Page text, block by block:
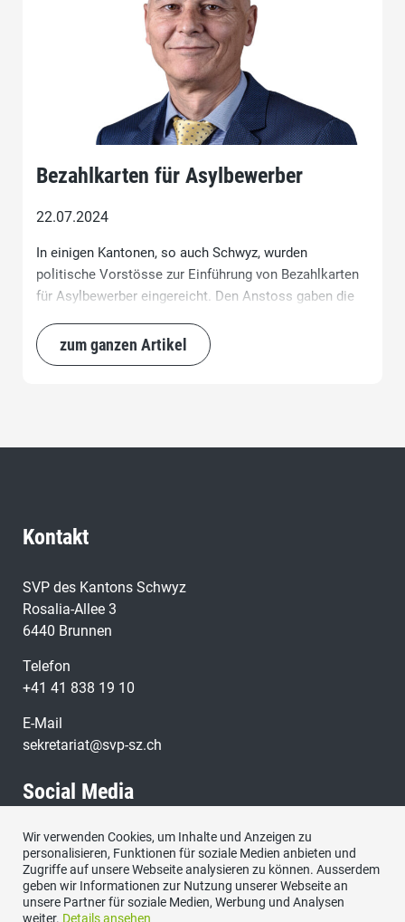
Bezahlkarten für Asylbewerber
22.07.2024
In einigen Kantonen, so auch Schwyz, wurden
politische Vorstösse zur Einführung von Bezahlkarten
für Asylbewerber eingereicht. Den Anstoss gaben die
welche auch aus Sozialhilfeleistungen für
Asylsuchende gespeist werden.
zum ganzen Artikel
Kontakt
SVP des Kantons Schwyz
Rosalia-Allee 3
6440 Brunnen
Telefon
+41 41 838 19 10
E-Mail
sekretariat@svp-sz.ch
Social Media
Besuchen Sie uns bei:
Wir verwenden Cookies, um Inhalte und Anzeigen zu
personalisieren, Funktionen für soziale Medien anbieten und
Zugriffe auf unsere Webseite analysieren zu können. Ausserdem
geben wir Informationen zur Nutzung unserer Webseite an
unsere Partner für soziale Medien, Werbung und Analysen
weiter. Details ansehen